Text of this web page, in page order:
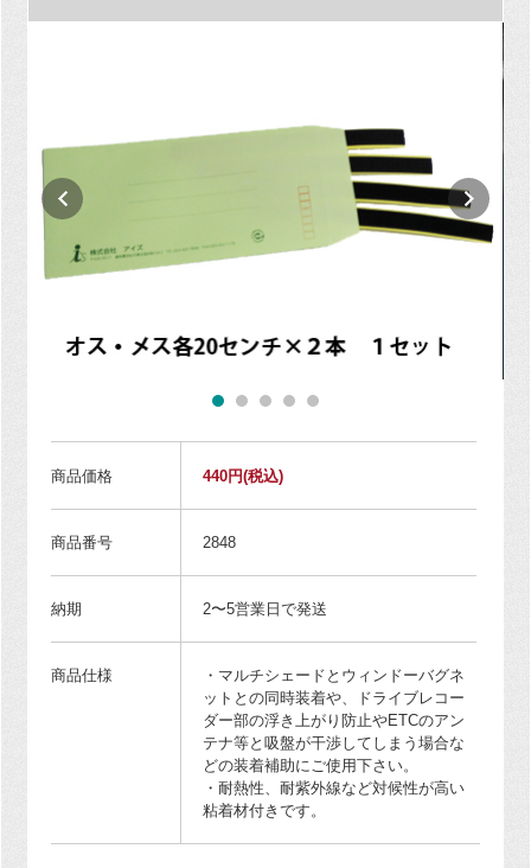
商品価格 440円(税込)
商品番号 2848
納期 2〜5営業日で発送
商品仕様
・マルチシェードとウィンドーバグネ
ットとの同時装着や、ドライブレコー
ダー部の浮き上がり防止やETCのアン
テナ等と吸盤が干渉してしまう場合な
どの装着補助にご使用下さい。
・耐熱性、耐紫外線など対候性が高い
粘着材付きです。